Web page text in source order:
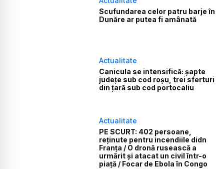
Scufundarea celor patru barje în
Dunăre ar putea fi amânată
Actualitate
Canicula se intensifică: șapte
județe sub cod roșu, trei sferturi
din țară sub cod portocaliu
Actualitate
PE SCURT: 402 persoane,
reținute pentru incendiile didn
Franța / O dronă rusească a
urmărit și atacat un civil într-o
piață / Focar de Ebola în Congo